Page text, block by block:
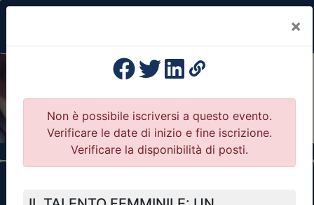
×
Previous